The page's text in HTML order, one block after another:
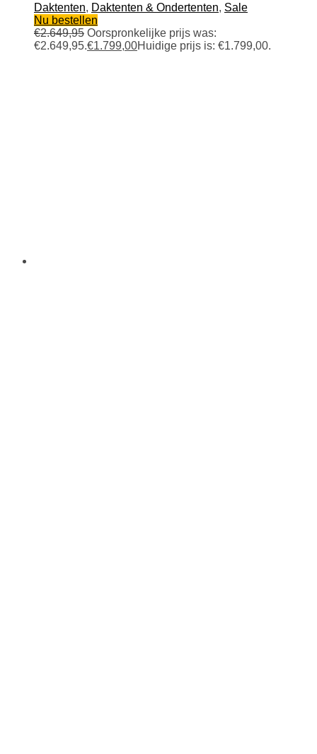
Daktenten, Daktenten & Ondertenten, Sale
Nu bestellen
€2.649,95 Oorspronkelijke prijs was:
€2.649,95.€1.799,00Huidige prijs is: €1.799,00.